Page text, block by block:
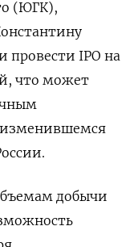
(ЮГК),
провести IPO на
что может
добычи